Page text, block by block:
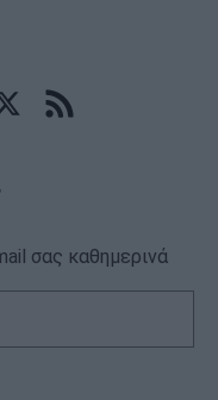
σας καθημερινά